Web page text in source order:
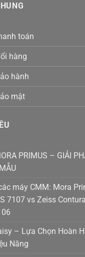
toán
hàng
hành
mật
PRIMUS – GIẢI
máy CMM: Mora
7107 vs Zeiss
– Lựa Chọn Hoàn
Năng